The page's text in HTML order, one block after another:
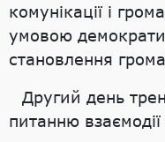
комунікації і
умовою
становлення
Другий день
питанню